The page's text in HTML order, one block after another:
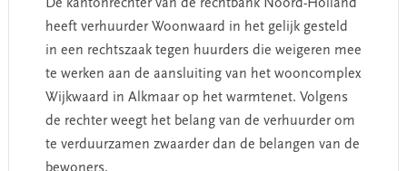
De kantonrechter van de rechtbank Noord-Holland
heeft verhuurder Woonwaard in het gelijk gesteld
in een rechtszaak tegen huurders die weigeren mee
te werken aan de aansluiting van het wooncomplex
Wijkwaard in Alkmaar op het warmtenet. Volgens
de rechter weegt het belang van de verhuurder om
te verduurzamen zwaarder dan de belangen van de